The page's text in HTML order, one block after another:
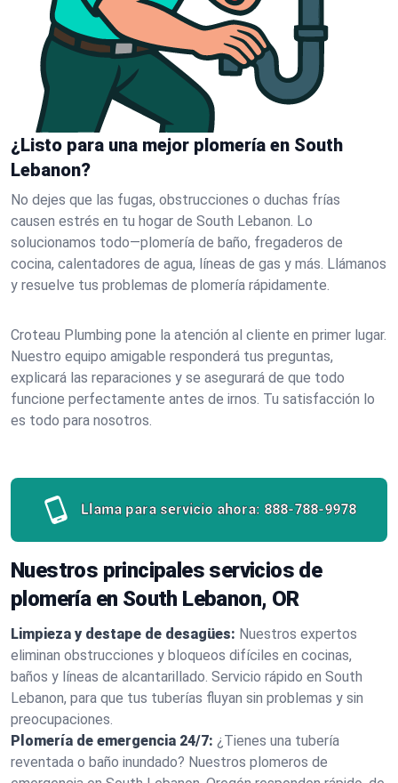
¿Listo para una mejor plomería en South
Lebanon?
No dejes que las fugas, obstrucciones o duchas frías
causen estrés en tu hogar de South Lebanon. Lo
solucionamos todo—plomería de baño, fregaderos de
cocina, calentadores de agua, líneas de gas y más. Llámanos
y resuelve tus problemas de plomería rápidamente.
Croteau Plumbing pone la atención al cliente en primer lugar.
Nuestro equipo amigable responderá tus preguntas,
explicará las reparaciones y se asegurará de que todo
funcione perfectamente antes de irnos. Tu satisfacción lo
es todo para nosotros.
Llama para servicio ahora: 888-788-9978
Nuestros principales servicios de
plomería en South Lebanon, OR
Limpieza y destape de desagües: Nuestros expertos
eliminan obstrucciones y bloqueos difíciles en cocinas,
baños y líneas de alcantarillado. Servicio rápido en South
Lebanon, para que tus tuberías fluyan sin problemas y sin
preocupaciones.
Plomería de emergencia 24/7: ¿Tienes una tubería
reventada o baño inundado? Nuestros plomeros de